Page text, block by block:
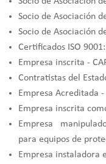
Socio de Asociación
Socio de Asociación
Certificados ISO
Empresa inscrita -
Contratistas del
Empresa Acreditada -
Empresa inscrita
Empresa
para equipos de
Empresa instaladora